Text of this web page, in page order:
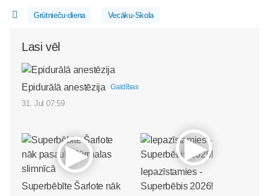
Grūtnieču-diena Vecāku-Skola
Lasi vēl
Epidurālā anestēzija Gaidības
31. Jul 07:59
Superbēbīte Šarlote nāk
Iepazīstamies -
Superbēbis 2026!